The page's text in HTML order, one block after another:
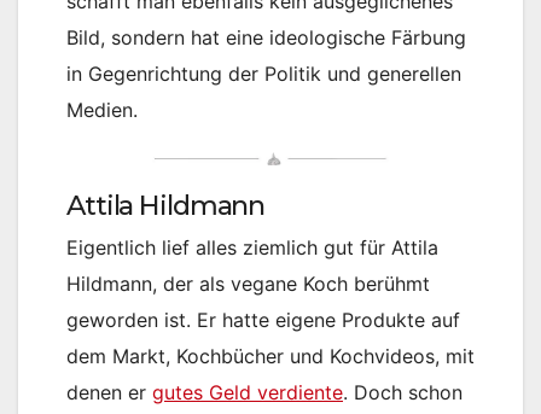
Bild, sondern hat eine ideologische Färbung
in Gegenrichtung der Politik und generellen
Medien.
Attila Hildmann
Eigentlich lief alles ziemlich gut für Attila
Hildmann, der als vegane Koch berühmt
geworden ist. Er hatte eigene Produkte auf
dem Markt, Kochbücher und Kochvideos, mit
denen er gutes Geld verdiente. Doch schon